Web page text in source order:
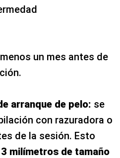
un mes antes de
arranque de pelo: se
con razuradora o
de la sesión. Esto
3 milímetros de tamaño